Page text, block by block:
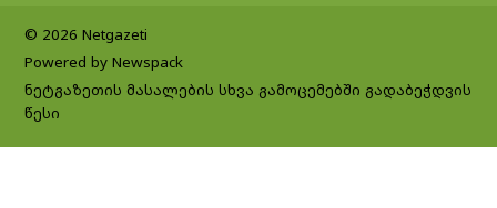
© 2026 Netgazeti
Powered by Newspack
ნეტგაზეთის მასალების სხვა გამოცემებში გადაბეჭდვის
წესი